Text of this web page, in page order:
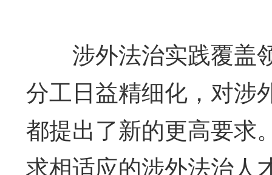
涉外法治实践覆盖
分工日益精细化，对涉
都提出了新的更高要求
求相适应的涉外法治人